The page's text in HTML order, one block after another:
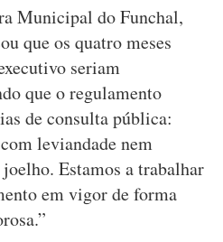
Municipal do Funchal,
que os quatro meses
seriam
que o regulamento
de consulta pública:
leviandade nem
Estamos a trabalhar
em vigor de forma